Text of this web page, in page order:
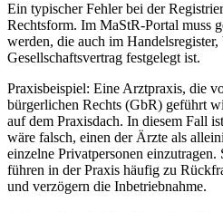
Ein typischer Fehler bei der
Rechtsform. Im MaStR-Portal muss
werden, die auch im Handelsregister,
Gesellschaftsvertrag festgelegt ist.
Praxisbeispiel: Eine Arztpraxis, die
bürgerlichen Rechts (GbR) geführt
auf dem Praxisdach. In diesem Fall
wäre falsch, einen der Ärzte als
einzelne Privatpersonen
führen in der Praxis häufig zu
und verzögern die Inbetriebnahme.